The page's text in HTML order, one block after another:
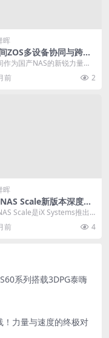
晖
ZOS多设备协同与跨平
实战：从手机备份到团
作为国产NAS的新锐力量，
操作系统在用户体验方面做
创新。特...
前 2
晖
Scale新版本深度体
与Docker融合，混合
配置实战
Scale是iX Systems推出
NAS系统，基于Deb...
前 4
系列搭载3DPG泰嗨
！力量与速度的终极对